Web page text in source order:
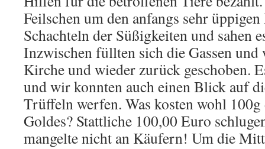
Feilschen um den anfangs sehr
Schachteln der Süßigkeiten und sahen
Inzwischen füllten sich die Gassen
Kirche und wieder zurück geschoben.
und wir konnten auch einen Blick auf
Trüffeln werfen. Was kosten wohl 100g
Goldes? Stattliche 100,00 Euro
mangelte nicht an Käufern! Um die